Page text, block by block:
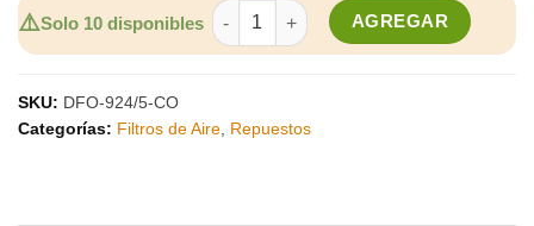
⚠️Solo 10 disponibles
FILTRO ACEITE DGP FORD
AGREGAR
SKU: DFO-924/5-CO
Categorías: Filtros de Aire, Repuestos